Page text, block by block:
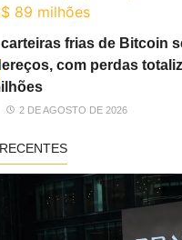
frias de Bitcoin
com perdas
2 DE AGOSTO DE 2026